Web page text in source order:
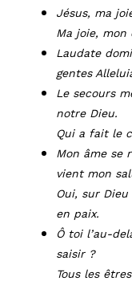
Jésus, ma
Ma joie, mon
Laudate
gentes
Le secours
notre Dieu.
Qui a fait le
Mon âme se
vient mon
Oui, sur
en paix.
Ô toi l’au-
saisir ?
Tous les